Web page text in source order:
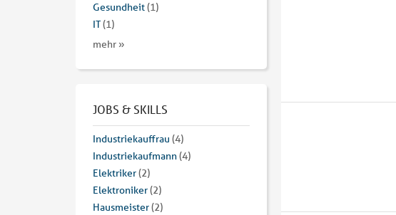
Gesundheit(1)
IT(1)
mehr »
JOBS & SKILLS
Industriekauffrau (4)
Industriekaufmann(4)
Elektriker(2)
Elektroniker(2)
Hausmeister(2)